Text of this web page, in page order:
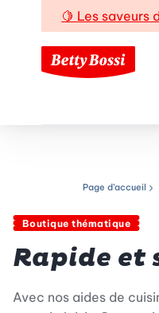
🍋 Les saveurs
Chemin de
Page d’accueil
Boutique thématique
Rapide et
Avec nos aides de